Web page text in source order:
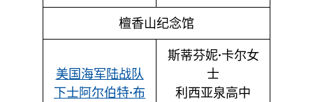
檀香山纪念馆
美国海军陆战队
下士阿尔伯特·布
斯蒂芬妮·卡尔女
士
利西亚泉高中